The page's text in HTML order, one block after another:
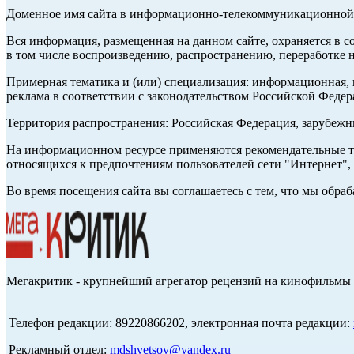
Доменное имя сайта в информационно-
Вся информация, размещенная на данном сайте, охраняется в
в том числе воспроизведению, распространению, переработке
Примерная тематика и (или) специализация: информационная,
реклама в соответствии с законодательством Российской
Территория распространения: Российская Федерация,
На информационном ресурсе применяются рекомендательные
относящихся к предпочтениям пользователей сети
Во время посещения сайта вы соглашаетесь с тем, что мы
Мегакритик - крупнейший агрегатор рецензий на кинофильмы
Телефон редакции: 89220866202, электронная почта редакции:
Рекламный отдел: mdshvetsov@yandex.ru